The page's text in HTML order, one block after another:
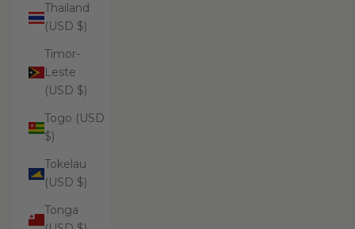
Thailand
(USD $)
Timor-
Leste
(USD $)
Togo (USD
$)
Tokelau
(USD $)
Tonga